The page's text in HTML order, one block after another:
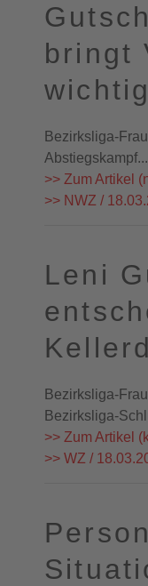
bringt
Bezirksliga-
Abstiegskampf...
>> Zum Artikel
>> NWZ /
Leni
Bezirksliga-
Bezirksliga-
>> Zum Artikel
>> WZ /